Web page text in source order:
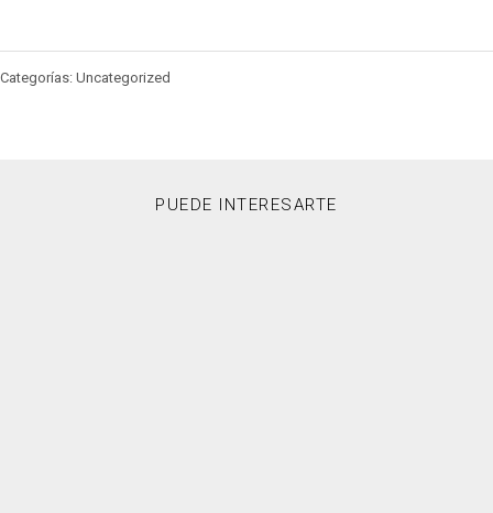
Categorías: Uncategorized
PUEDE INTERESARTE